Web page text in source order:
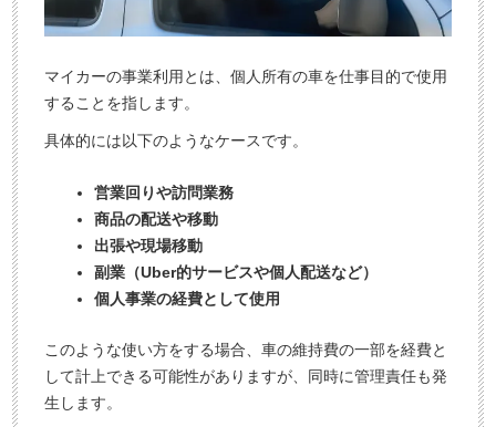
込
マイカーの事業利用とは、個人所有の車を仕事目的で使用
することを指します。
具体的には以下のようなケースです。
営業回りや訪問業務
商品の配送や移動
出張や現場移動
副業（Uber的サービスや個人配送など）
個人事業の経費として使用
このような使い方をする場合、車の維持費の一部を経費と
して計上できる可能性がありますが、同時に管理責任も発
生します。